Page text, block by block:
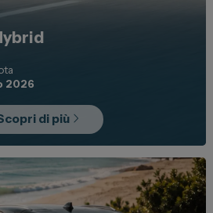
2026
di più